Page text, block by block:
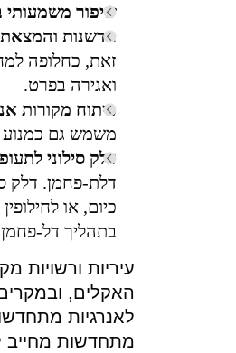
שיפור משמעותי
חדשנות והמצאת
זאת, כחלופה
ואגירה בפרט.
פיתוח מקורות
משמש גם כמנוע
דלק סילוני
דלת-פחמן. דלק
כיום, או
בתהליך דל-
עיריות ורשויות
האקלים,
לאנרגיות
מתחדשות מחייב